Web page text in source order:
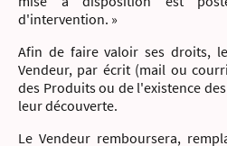
d'intervention. »
Afin de faire valoir ses droits,
Vendeur, par écrit (mail ou
des Produits ou de l'existence
leur découverte.
Le Vendeur remboursera,